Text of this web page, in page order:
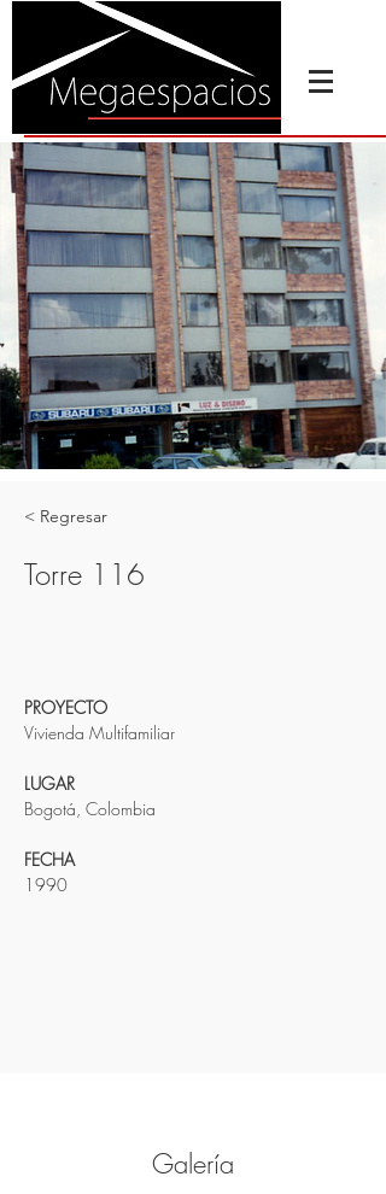
< Regresar
Torre 116
PROYECTO
Vivienda Multifamiliar
LUGAR
Bogotá, Colombia
FECHA
1990
Galería